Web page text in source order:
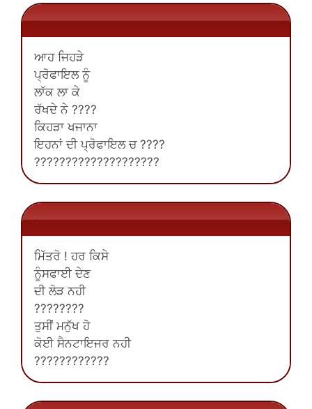
.
ਆਹ ਜਿਹੜੇ
ਪ੍ਰੋਫਾਇਲ ਨੂੰ
ਲਾੱਕ ਲਾ ਕੇ
ਰੱਖਦੇ ਨੇ ????
ਕਿਹੜਾ ਖਜਾਨਾ
ਇਹਨਾਂ ਦੀ ਪ੍ਰੋਫਾਇਲ ਚ ????
????????????????????
.
ਮਿੱਤਰੋ ! ਹਰ ਕਿਸੇ
ਨੂੰਸਫਾਈ ਦੇਣ
ਦੀ ਲੋੜ ਨਹੀ
????????
ਤੁਸੀਂ ਮਨੁੱਖ ਹੋ
ਕੋਈ ਸੈਨਟਾਇਜਰ ਨਹੀ
????????????